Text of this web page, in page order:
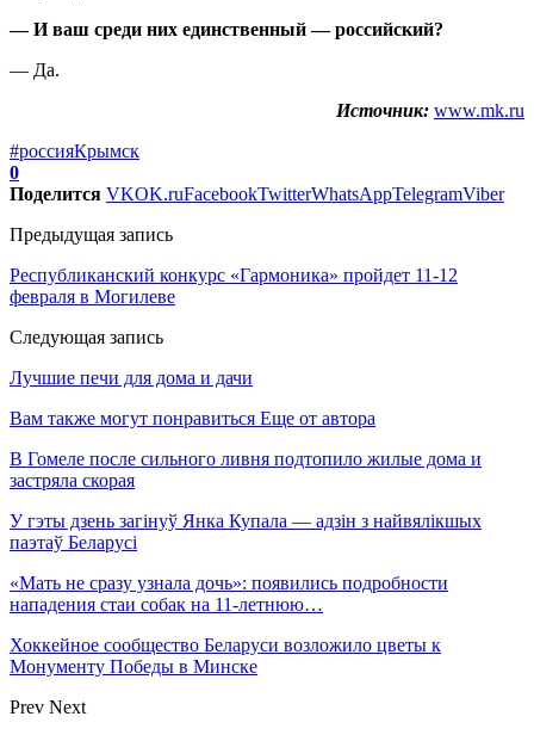
— И ваш среди них единственный — российский?
— Да.
Источник: www.mk.ru
#россияКрымск
0
Поделится VKOK.ruFacebookTwitterWhatsAppTelegramViber
Предыдущая запись
Республиканский конкурс «Гармоника» пройдет 11-12
февраля в Могилеве
Следующая запись
Лучшие печи для дома и дачи
Вам также могут понравиться Еще от автора
В Гомеле после сильного ливня подтопило жилые дома и
застряла скорая
У гэты дзень загінуў Янка Купала — адзін з найвялікшых
паэтаў Беларусі
«Мать не сразу узнала дочь»: появились подробности
нападения стаи собак на 11-летнюю…
Хоккейное сообщество Беларуси возложило цветы к
Монументу Победы в Минске
Prev Next